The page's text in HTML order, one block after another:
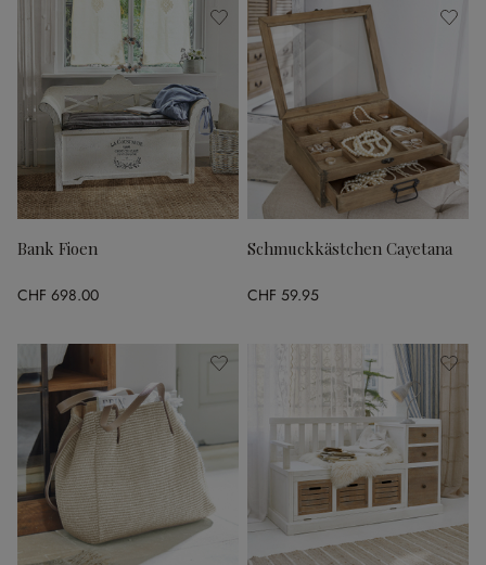
Bank Fioen
CHF 698.00
Schmuckkästchen Cayetana
CHF 59.95